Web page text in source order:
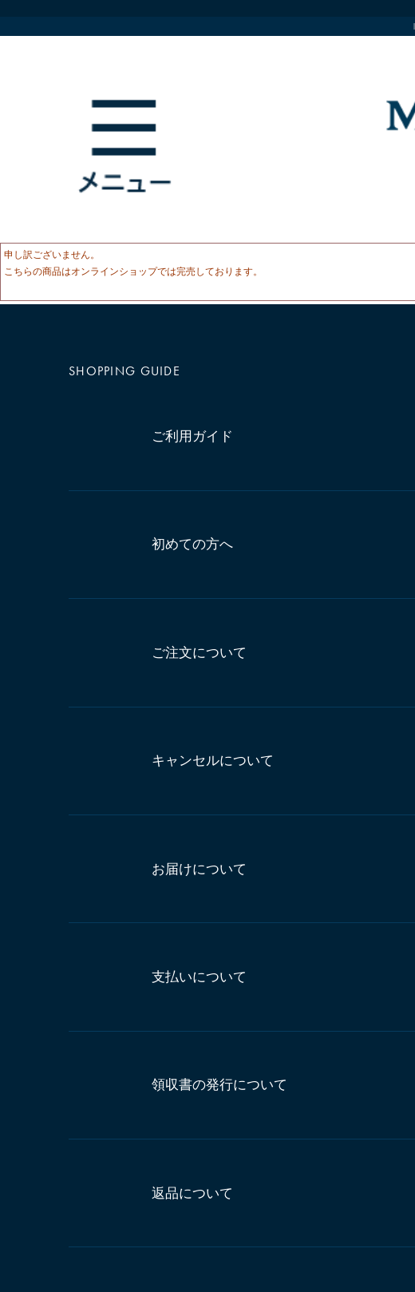
申し訳ございません。
こちらの商品はオンラインショップでは完売しております。
SHOPPING GUIDE
ご利用ガイド
初めての方へ
ご注文について
キャンセルについて
お届けについて
支払いについて
領収書の発行について
返品について